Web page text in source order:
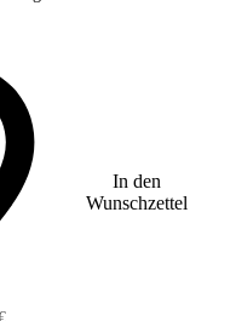
In den
Wunschzettel